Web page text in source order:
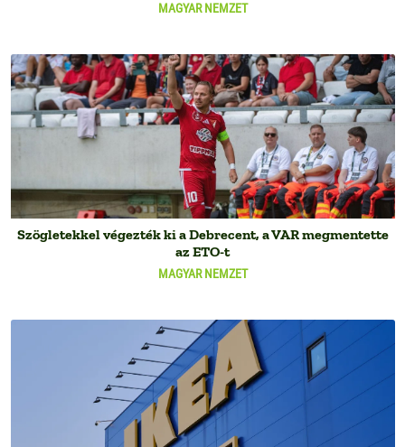
MAGYAR NEMZET
MAGYAR NEMZET
Szögletekkel végezték ki a Debrecent, a VAR megmentette
az ETO-t